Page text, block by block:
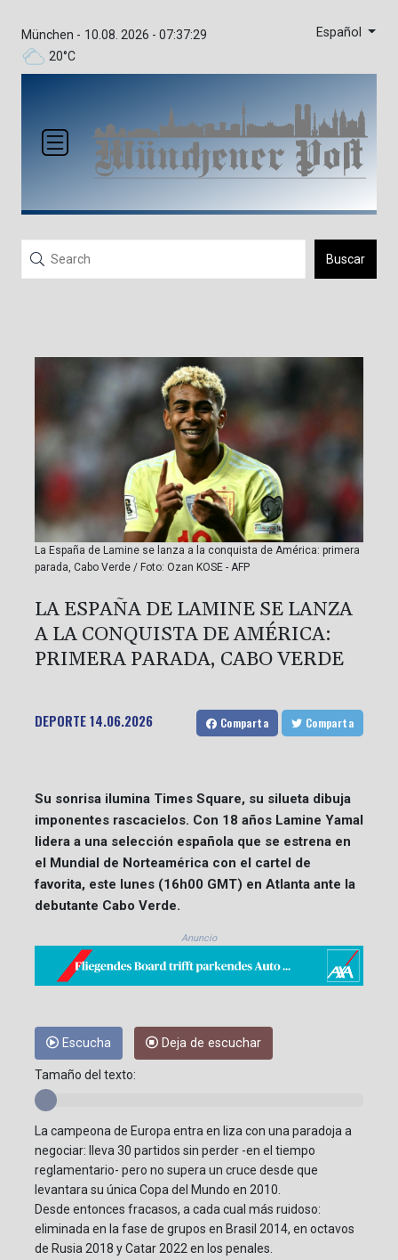
München -
20°C
10.08. 2026 - 07:37:29 Español
Buscar
La España de Lamine se lanza a la conquista de América: primera
parada, Cabo Verde / Foto: Ozan KOSE - AFP
LA ESPAÑA DE LAMINE SE LANZA
A LA CONQUISTA DE AMÉRICA:
PRIMERA PARADA, CABO VERDE
DEPORTE14.06.2026 Comparta Comparta
Su sonrisa ilumina Times Square, su silueta dibuja
imponentes rascacielos. Con 18 años Lamine Yamal
lidera a una selección española que se estrena en
el Mundial de Norteamérica con el cartel de
favorita, este lunes (16h00 GMT) en Atlanta ante la
debutante Cabo Verde.
Anuncio
Escucha Deja de escuchar
Tamaño del texto:
La campeona de Europa entra en liza con una paradoja a
negociar: lleva 30 partidos sin perder -en el tiempo
reglamentario- pero no supera un cruce desde que
levantara su única Copa del Mundo en 2010.
Desde entonces fracasos, a cada cual más ruidoso:
eliminada en la fase de grupos en Brasil 2014, en octavos
de Rusia 2018 y Catar 2022 en los penales.